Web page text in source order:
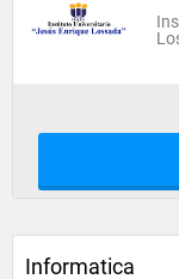
Informatica